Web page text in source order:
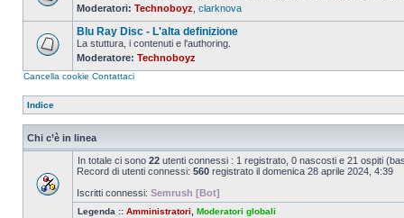
Nessun
messaggio
da
leggere
Moderatori: Technoboyz clarknova
Nessun
messaggio
da
Blu Ray Disc - L'alta definizione
La stuttura, i contenuti e l'authoring.
Moderatore: Technoboyz
Cancella cookie Contattaci
Indice
Chi c’è in linea
In totale ci sono 22 utenti connessi : 1 registrato, 0 nascosti e 21 ospiti
Record di utenti connessi: 560 registrato il domenica 28 aprile 2024, 4:39
Iscritti connessi: Semrush [Bot]
Legenda :: Amministratori Moderatori globali